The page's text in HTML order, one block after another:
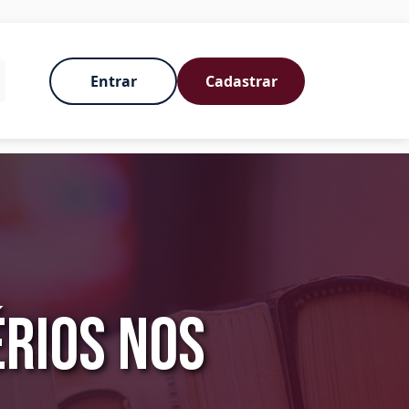
Entrar Cadastrar
nos